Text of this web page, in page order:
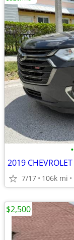
•
7/17 106k mi
$2,500